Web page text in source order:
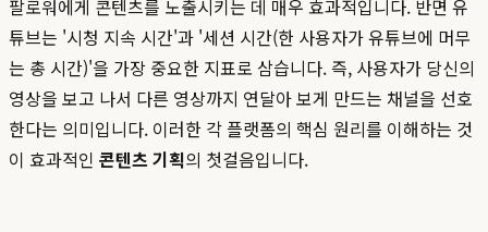
팔로워에게 콘텐츠를 노출시키는 데 매우 효과적입니다. 반면 유
튜브는 '시청 지속 시간'과 '세션 시간(한 사용자가 유튜브에 머무
는 총 시간)'을 가장 중요한 지표로 삼습니다. 즉, 사용자가 당신의
영상을 보고 나서 다른 영상까지 연달아 보게 만드는 채널을 선호
한다는 의미입니다. 이러한 각 플랫폼의 핵심 원리를 이해하는 것
이 효과적인 콘텐츠 기획의 첫걸음입니다.